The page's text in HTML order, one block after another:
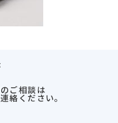
ご相談は
絡ください。